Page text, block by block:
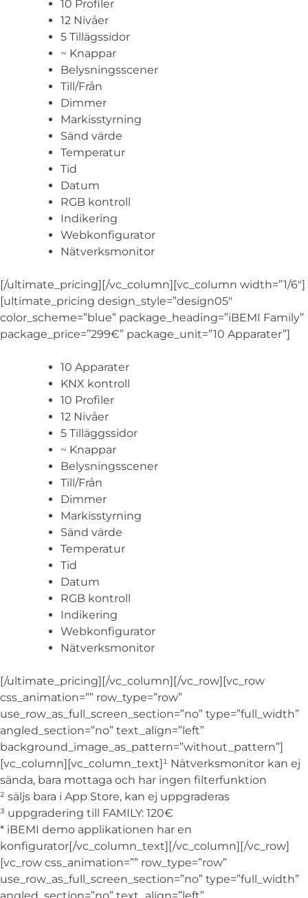
10 Profiler
12 Nivåer
5 Tillägssidor
~ Knappar
Belysningsscener
Till/Från
Dimmer
Markisstyrning
Sänd värde
Temperatur
Tid
Datum
RGB kontroll
Indikering
Webkonfigurator
Nätverksmonitor
[/ultimate_pricing][/vc_column][vc_column width=”1/6″]
[ultimate_pricing design_style=”design05″
color_scheme=”blue” package_heading=”iBEMI Family”
package_price=”299€” package_unit=”10 Apparater”]
10 Apparater
KNX kontroll
10 Profiler
12 Nivåer
5 Tilläggssidor
~ Knappar
Belysningsscener
Till/Från
Dimmer
Markisstyrning
Sänd värde
Temperatur
Tid
Datum
RGB kontroll
Indikering
Webkonfigurator
Nätverksmonitor
[/ultimate_pricing][/vc_column][/vc_row][vc_row
css_animation=”” row_type=”row”
use_row_as_full_screen_section=”no” type=”full_width”
angled_section=”no” text_align=”left”
background_image_as_pattern=”without_pattern”]
[vc_column][vc_column_text]¹ Nätverksmonitor kan ej
sända, bara mottaga och har ingen filterfunktion
² säljs bara i App Store, kan ej uppgraderas
³ uppgradering till FAMILY: 120€
* iBEMI demo applikationen har en
konfigurator[/vc_column_text][/vc_column][/vc_row]
[vc_row css_animation=”” row_type=”row”
use_row_as_full_screen_section=”no” type=”full_width”